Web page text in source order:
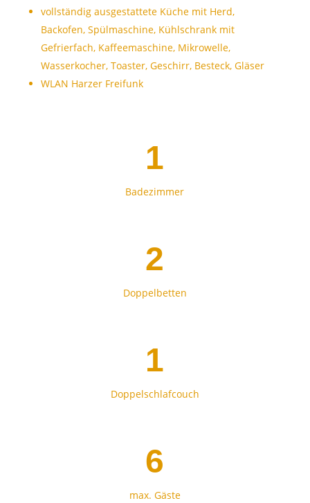
vollständig ausgestattete Küche mit Herd,
Backofen, Spülmaschine, Kühlschrank mit
Gefrierfach, Kaffeemaschine, Mikrowelle,
Wasserkocher, Toaster, Geschirr, Besteck, Gläser
WLAN Harzer Freifunk
1
Badezimmer
2
Doppelbetten
1
Doppelschlafcouch
6
max. Gäste